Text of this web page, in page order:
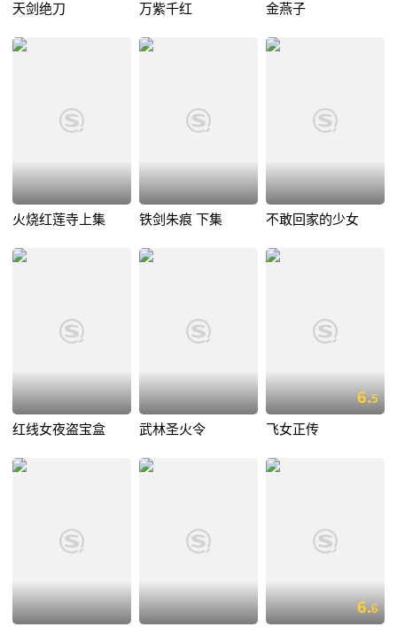
天剑绝刀 万紫千红 金燕子
火烧红莲寺上集 铁剑朱痕 下集 不敢回家的少女
红线女夜盗宝盒 武林圣火令
6.5
飞女正传
6.6